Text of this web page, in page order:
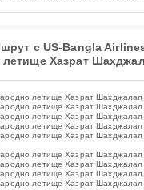
с US-Bangla
Хазрат
летище Хазрат
летище Хазрат
летище Хазрат Шахджалал
летище Хазрат Шахджалал
летище Хазрат
летище Хазрат Шахджалал
летище Хазрат Шахджалал
летище Хазрат
летище Хазрат